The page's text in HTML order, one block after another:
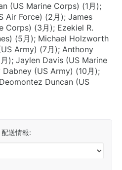
(US Marine Corps) (1月);
Air Force) (2月); James
Corps) (3月); Ezekiel R.
(5月); Michael Holzworth
Army) (7月); Anthony
); Jaylen Davis (US Marine
(US Army) (10月);
Duncan (US
配送情報: